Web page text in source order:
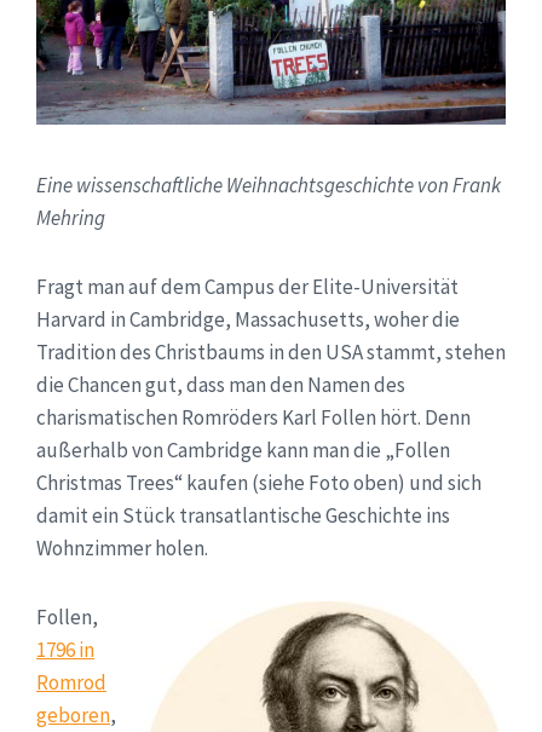
Eine wissenschaftliche Weihnachtsgeschichte von Frank
Mehring
Fragt man auf dem Campus der Elite-Universität
Harvard in Cambridge, Massachusetts, woher die
Tradition des Christbaums in den USA stammt, stehen
die Chancen gut, dass man den Namen des
charismatischen Romröders Karl Follen hört. Denn
außerhalb von Cambridge kann man die „Follen
Christmas Trees“ kaufen (siehe Foto oben) und sich
damit ein Stück transatlantische Geschichte ins
Wohnzimmer holen.
Follen,
1796 in
Romrod
geboren,